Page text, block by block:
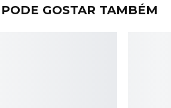
GOSTAR TAMBÉM